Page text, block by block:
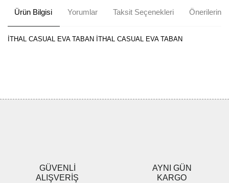
Ürün Bilgisi Yorumlar Taksit Seçenekleri Önerileriniz
İTHAL CASUAL EVA TABAN İTHAL CASUAL EVA TABAN
Ürün fiyatı diğer sitelerden daha pahalı.
Bu ürüne benzer farklı alternatifler olmalı.
GÜVENLİ
ALIŞVERİŞ
AYNI GÜN
KARGO